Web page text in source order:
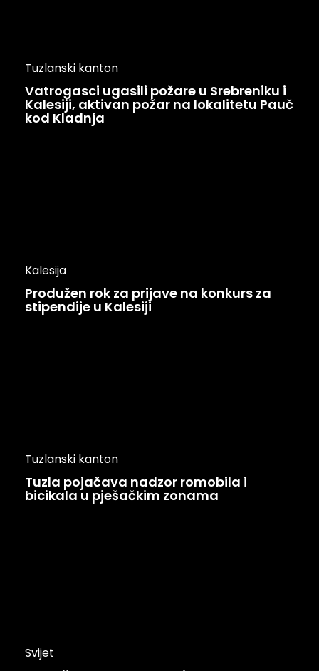
Tuzlanski kanton
Vatrogasci ugasili požare u Srebreniku i
Kalesiji, aktivan požar na lokalitetu Pauč
kod Kladnja
Kalesija
Produžen rok za prijave na konkurs za
stipendije u Kalesiji
Tuzlanski kanton
Tuzla pojačava nadzor romobila i
bicikala u pješačkim zonama
Svijet